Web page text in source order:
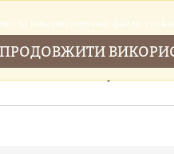
Послуги
та використовуемо файли
ПРОДОВЖИТИ